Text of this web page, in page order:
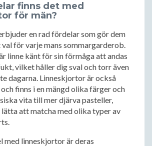
finns det med
för män?
en rad fördelar som gör dem
för varje mans sommargarderob.
linne känt för sin förmåga att andas
vilket håller dig sval och torr även
dagarna. Linneskjortor är också
finns i en mängd olika färger och
vita till mer djärva pasteller,
att matcha med olika typer av
med linneskjortor är deras